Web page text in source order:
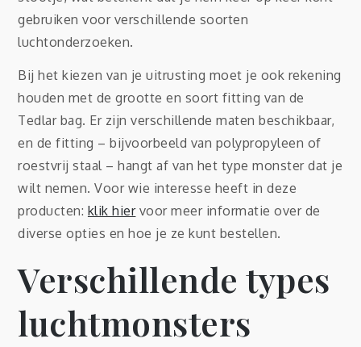
gebruiken voor verschillende soorten
luchtonderzoeken.
Bij het kiezen van je uitrusting moet je ook rekening
houden met de grootte en soort fitting van de
Tedlar bag. Er zijn verschillende maten beschikbaar,
en de fitting – bijvoorbeeld van polypropyleen of
roestvrij staal – hangt af van het type monster dat je
wilt nemen. Voor wie interesse heeft in deze
producten: klik hiervoor meer informatie over de
diverse opties en hoe je ze kunt bestellen.
Verschillende types
luchtmonsters